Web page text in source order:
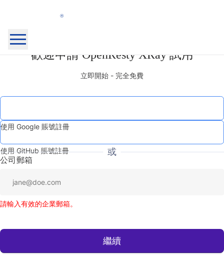
OpenResty
主頁
OpenResty Edge™
部落格
關於我們
登出
註冊
歡迎申請 OpenResty XRay 試用
立即開始 - 完全免費
使用 Google 賬號註冊
使用 GitHub 賬號註冊 或
公司郵箱
請輸入有效的企業郵箱。
繼續